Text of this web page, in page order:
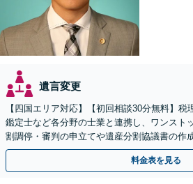
遺言変更
【四国エリア対応】【初回相談30分無料】
鑑定士など各分野の士業と連携し、ワンスト
割調停・審判の申立てや遺産分割協議書の作
遺言書など幅広いご相談に対応【オンライン
料金表を見る